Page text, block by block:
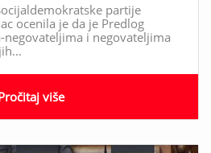
partije
ocenila je da je Predlog
i negovateljima
više